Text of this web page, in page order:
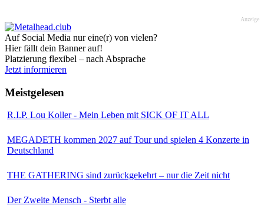
Anzeige
Auf Social Media nur eine(r) von vielen?
Hier fällt dein Banner auf!
Platzierung flexibel – nach Absprache
Jetzt informieren
Meistgelesen
R.I.P. Lou Koller - Mein Leben mit SICK OF IT ALL
MEGADETH kommen 2027 auf Tour und spielen 4 Konzerte in
Deutschland
THE GATHERING sind zurückgekehrt – nur die Zeit nicht
Der Zweite Mensch - Sterbt alle